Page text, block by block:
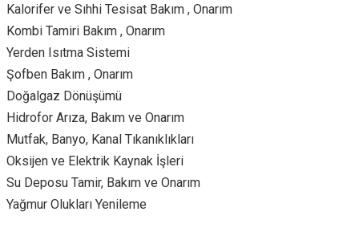
Kalorifer ve Sıhhi Tesisat Bakım , Onarım
Kombi Tamiri Bakım , Onarım
Yerden Isıtma Sistemi
Şofben Bakım , Onarım
Doğalgaz Dönüşümü
Hidrofor Arıza, Bakım ve Onarım
Mutfak, Banyo, Kanal Tıkanıklıkları
Oksijen ve Elektrik Kaynak İşleri
Su Deposu Tamir, Bakım ve Onarım
Yağmur Olukları Yenileme